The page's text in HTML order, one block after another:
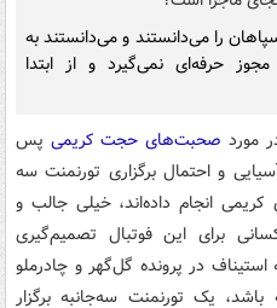
را می‌دانستند و می‌دانستند به
مجوز حرفه‌ای نمی‌گیرد و از ابتدا
مورد صحبت‌های حجت کریمی پس
و احتمال برگزاری تورنمنت سه
انجام داده‌اند، خیلی جالب و
برای این فوتبال تصمیم‌گیری
در پرونده گل‌گهر و چادرملو
یک تورنمنت سه‌جانبه برگزار